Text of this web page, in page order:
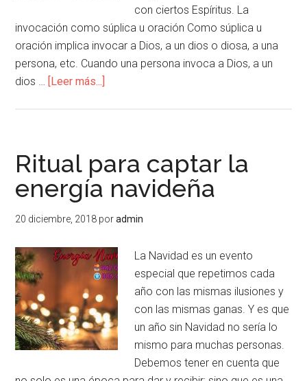
con ciertos Espíritus. La
invocación como súplica u oración Como súplica u
oración implica invocar a Dios, a un dios o diosa, a una
persona, etc. Cuando una persona invoca a Dios, a un
dios …
[Leer más...]
Ritual para captar la
energía navideña
20 diciembre, 2018 poradmin
La Navidad es un evento
especial que repetimos cada
año con las mismas ilusiones y
con las mismas ganas. Y es que
un año sin Navidad no sería lo
mismo para muchas personas.
Debemos tener en cuenta que